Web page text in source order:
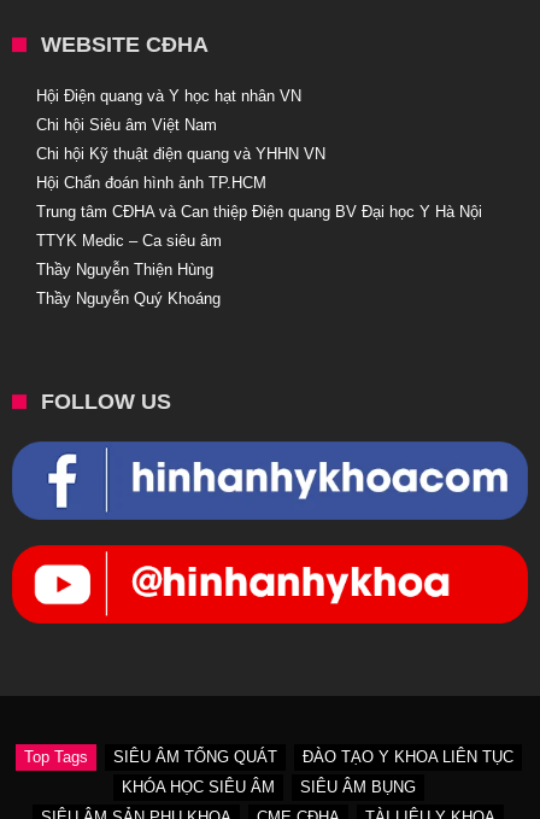
WEBSITE CĐHA
Hội Điện quang và Y học hạt nhân VN
Chi hội Siêu âm Việt Nam
Chi hội Kỹ thuật điện quang và YHHN VN
Hội Chẩn đoán hình ảnh TP.HCM
Trung tâm CĐHA và Can thiệp Điện quang BV Đại học Y Hà Nội
TTYK Medic – Ca siêu âm
Thầy Nguyễn Thiện Hùng
Thầy Nguyễn Quý Khoáng
FOLLOW US
Top Tags SIÊU ÂM TỔNG QUÁT
ĐÀO TẠO Y KHOA LIÊN TỤC
KHÓA HỌC SIÊU ÂM
SIÊU ÂM BỤNG